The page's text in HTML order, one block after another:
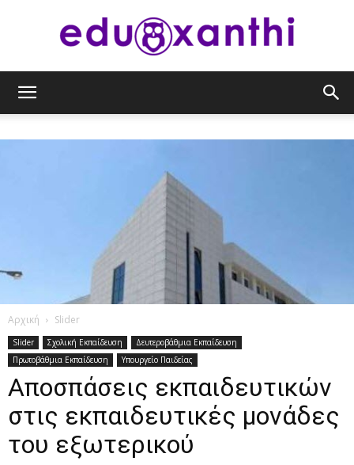
Αρχική Slider
Slider Σχολική Εκπαίδευση
Δευτεροβάθμια Εκπαίδευση
Πρωτοβάθμια Εκπαίδευση
Υπουργείο Παιδείας
Αποσπάσεις εκπαιδευτικών
στις εκπαιδευτικές μονάδες
του εξωτερικού